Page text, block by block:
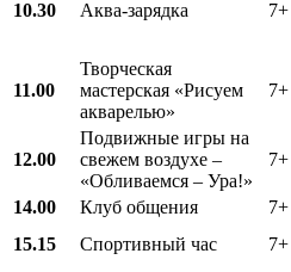
10.30 Аква-зарядка 7+
11.00
Творческая
мастерская «Рисуем
акварелью»
7+
12.00
Подвижные игры на
свежем воздухе –
«Обливаемся – Ура!»
7+
14.00
Клуб общения 7+
15.15
Спортивный час 7+